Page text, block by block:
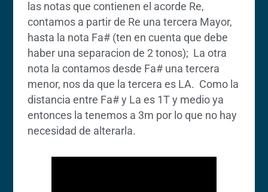
las notas que contienen el acorde Re,
contamos a partir de Re una tercera Mayor,
hasta la nota Fa# (ten en cuenta que debe
haber una separacion de 2 tonos); La otra
nota la contamos desde Fa# una tercera
menor, nos da que la tercera es LA. Como la
distancia entre Fa# y La es 1T y medio ya
entonces la tenemos a 3m por lo que no hay
necesidad de alterarla.